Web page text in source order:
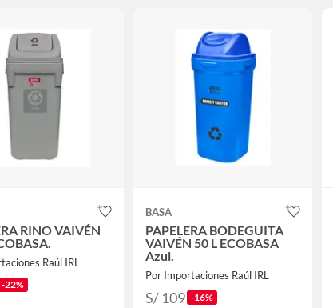
RINO VAIVÉN
Raúl IRL
-22%
BASA
PAPELERA BODEGUITA
VAIVÉN 50 L ECOBASA
Azul.
Por Importaciones Raúl IRL
S/ 109 -16%